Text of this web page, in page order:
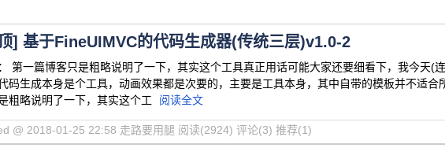
] 基于FineUIMVC的代码生成器(传统三层)v1.0-2
第一篇博客只是粗略说明了一下，其实这个工具真正用话可能大家还要细看下，我今天(
码生成本身是个工具，动画效果都是次要的，主要是工具本身，其中自带的模板并不适
粗略说明了一下，其实这个工
阅读全文
@ 2018-01-25 22:58 走路要用腿 阅读(2924) 评论(3) 推荐(1)